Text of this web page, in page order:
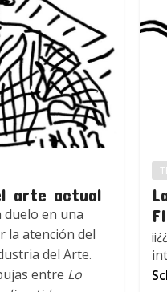
arte actual
duelo en una
la atención del
del Arte.
entre Lo